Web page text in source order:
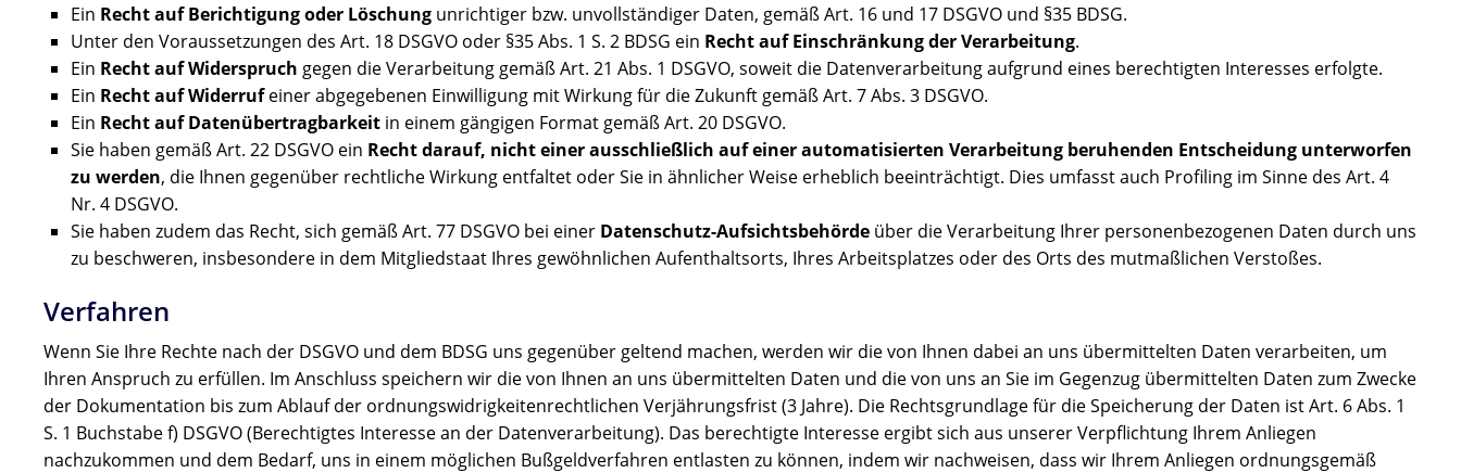
Ein Recht auf Berichtigung oder Löschung unrichtiger bzw. unvollständiger Daten, gemäß Art. 16 und 17 DSGVO und §35 BDSG.
Unter den Voraussetzungen des Art. 18 DSGVO oder §35 Abs. 1 S. 2 BDSG ein Recht auf Einschränkung der Verarbeitung.
Ein Recht auf Widerspruch gegen die Verarbeitung gemäß Art. 21 Abs. 1 DSGVO, soweit die Datenverarbeitung aufgrund eines berechtigten Interesses erfolgte.
Ein Recht auf Widerrufeiner abgegebenen Einwilligung mit Wirkung für die Zukunft gemäß Art. 7 Abs. 3 DSGVO.
Ein Recht auf Datenübertragbarkeit in einem gängigen Format gemäß Art. 20 DSGVO.
Sie haben gemäß Art. 22 DSGVO ein Recht darauf, nicht einer ausschließlich auf einer automatisierten Verarbeitung beruhenden Entscheidung unterworfen
zu werden, die Ihnen gegenüber rechtliche Wirkung entfaltet oder Sie in ähnlicher Weise erheblich beeinträchtigt. Dies umfasst auch Profiling im Sinne des Art. 4
Nr. 4 DSGVO.
Sie haben zudem das Recht, sich gemäß Art. 77 DSGVO bei einer Datenschutz-Aufsichtsbehörde über die Verarbeitung Ihrer personenbezogenen Daten durch uns
zu beschweren, insbesondere in dem Mitgliedstaat Ihres gewöhnlichen Aufenthaltsorts, Ihres Arbeitsplatzes oder des Orts des mutmaßlichen Verstoßes.
Verfahren
Wenn Sie Ihre Rechte nach der DSGVO und dem BDSG uns gegenüber geltend machen, werden wir die von Ihnen dabei an uns übermittelten Daten verarbeiten, um
Ihren Anspruch zu erfüllen. Im Anschluss speichern wir die von Ihnen an uns übermittelten Daten und die von uns an Sie im Gegenzug übermittelten Daten zum Zwecke
der Dokumentation bis zum Ablauf der ordnungswidrigkeitenrechtlichen Verjährungsfrist (3 Jahre). Die Rechtsgrundlage für die Speicherung der Daten ist Art. 6 Abs. 1
S. 1 Buchstabe f) DSGVO (Berechtigtes Interesse an der Datenverarbeitung). Das berechtigte Interesse ergibt sich aus unserer Verpflichtung Ihrem Anliegen
nachzukommen und dem Bedarf, uns in einem möglichen Bußgeldverfahren entlasten zu können, indem wir nachweisen, dass wir Ihrem Anliegen ordnungsgemäß